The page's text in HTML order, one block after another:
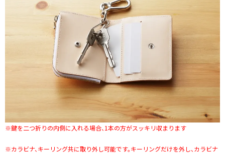
※鍵を二つ折りの内側に入れる場合、1本の方がスッキリ収まります
※カラビナ、キーリング共に取り外し可能です。キーリングだけを外し、カラビナ